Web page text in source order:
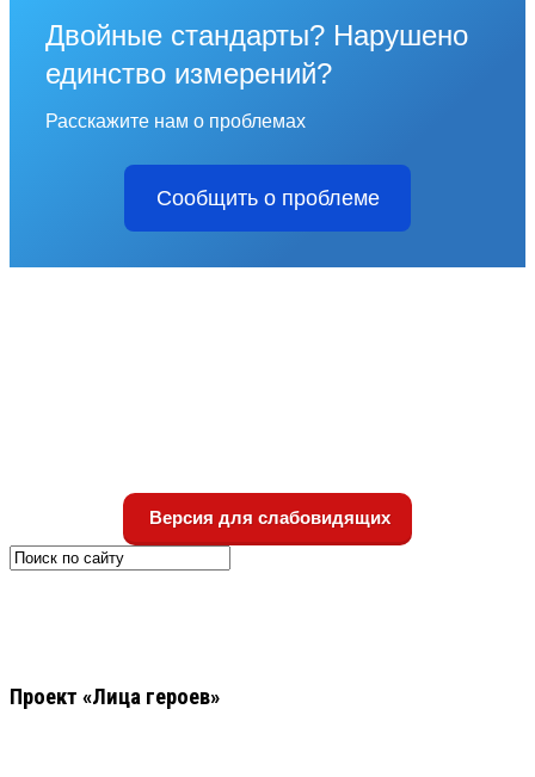
Двойные стандарты? Нарушено
единство измерений?
Расскажите нам о проблемах
Сообщить о проблеме
Версия для слабовидящих
Проект «Лица героев»